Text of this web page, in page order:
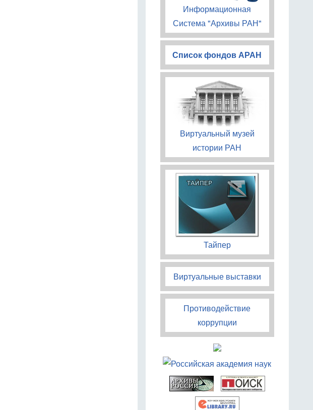
Информационная
Система "Архивы РАН"
Список фондов АРАН
Виртуальный музей
истории РАН
Тайпер
Виртуальные выставки
Противодействие
коррупции